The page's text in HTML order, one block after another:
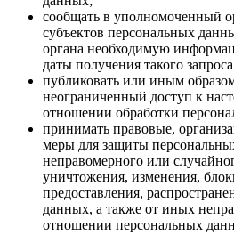
сообщать в уполномоченный
субъектов персональных
органа необходимую
даты получения такого
публиковать или иным
неограниченный доступ к
отношении обработки
принимать правовые,
меры для защиты
неправомерного или
уничтожения, изменения,
предоставления,
данных, а также от иных
отношении персональных